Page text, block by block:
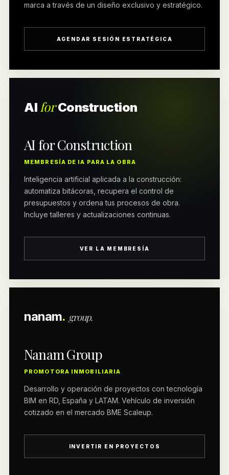
marca a través de un diseño exclusivo y estratégico.
AGENDAR SESIÓN ESTRATÉGICA
AI forConstruction
AI for Construction
MEMBRESÍA DE IA PARA LA OBRA
Inteligencia artificial aplicada a la construcción:
automatiza bitácoras, recupera el control de
presupuestos y ordena tus procesos de obra.
Incluye talleres y actualizaciones continuas.
VER LA MEMBRESÍA
nanam. group.
Nanam Group
PROMOTORA INMOBILIARIA
Desarrollo y operación de proyectos con tecnología
BIM en RD, España y LATAM. Vehículo de inversión
cotizado en el mercado BME Scaleup.
INVERTIR EN PROYECTOS